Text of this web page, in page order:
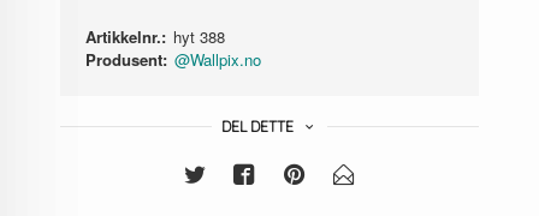
Artikkelnr.: hyt 388
Produsent: @Wallpix.no
DEL DETTE